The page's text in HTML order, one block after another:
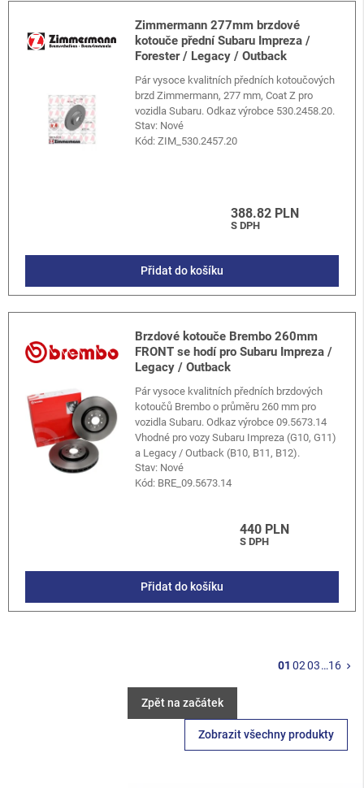
Zimmermann 277mm brzdové
kotouče přední Subaru Impreza /
Forester / Legacy / Outback
Pár vysoce kvalitních předních kotoučových
brzd Zimmermann, 277 mm, Coat Z pro
vozidla Subaru. Odkaz výrobce 530.2458.20.
Stav: Nové
Kód:ZIM_530.2457.20
388.82 PLN
S DPH
Přidat do košíku
Brzdové kotouče Brembo 260mm
FRONT se hodí pro Subaru Impreza /
Legacy / Outback
Pár vysoce kvalitních předních brzdových
kotoučů Brembo o průměru 260 mm pro
vozidla Subaru. Odkaz výrobce 09.5673.14
Vhodné pro vozy Subaru Impreza (G10, G11)
a Legacy / Outback (B10, B11, B12).
Stav: Nové
Kód: BRE_09.5673.14
440 PLN
S DPH
Přidat do košíku
01 0203…16 keyboard_arrow_right
Zpět na začátek
Zobrazit všechny produkty